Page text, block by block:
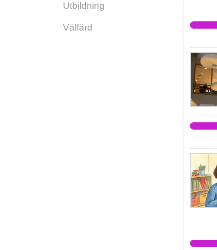
Utbildning
Välfärd